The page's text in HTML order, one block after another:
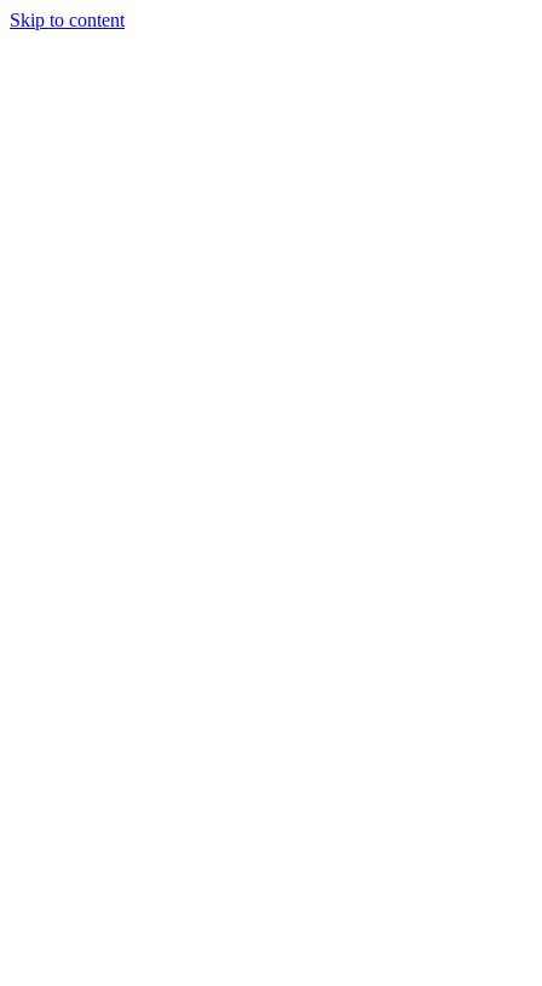
Skip to content